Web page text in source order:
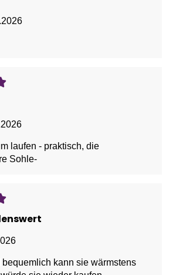
laufen - praktisch, die
Sohle-
kann sie wärmstens